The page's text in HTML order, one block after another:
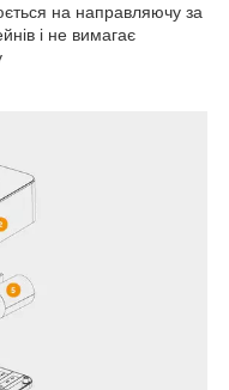
на направляючу за
і не вимагає